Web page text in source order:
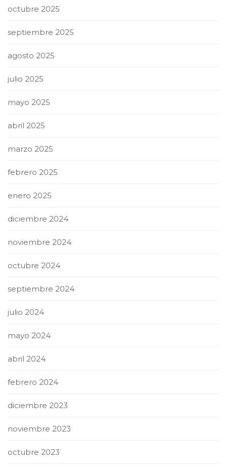
octubre 2025
septiembre 2025
agosto 2025
julio 2025
mayo 2025
abril 2025
marzo 2025
febrero 2025
enero 2025
diciembre 2024
noviembre 2024
octubre 2024
septiembre 2024
julio 2024
mayo 2024
abril 2024
febrero 2024
diciembre 2023
noviembre 2023
octubre 2023